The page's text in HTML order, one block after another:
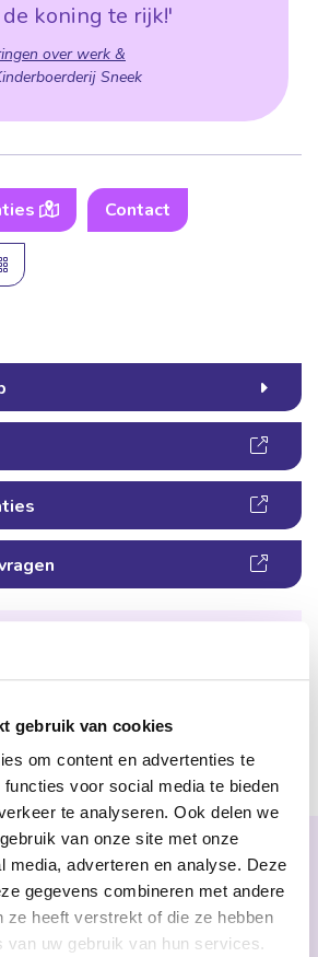
gebruik van cookies
om content en advertenties te
voor social media te bieden
te analyseren. Ook delen we
van onze site met onze
media, adverteren en analyse. Deze
gegevens combineren met andere
ze heeft verstrekt of die ze hebben
van uw gebruik van hun services.
koning te rijk!'
over werk &
Sneek
Contact
past